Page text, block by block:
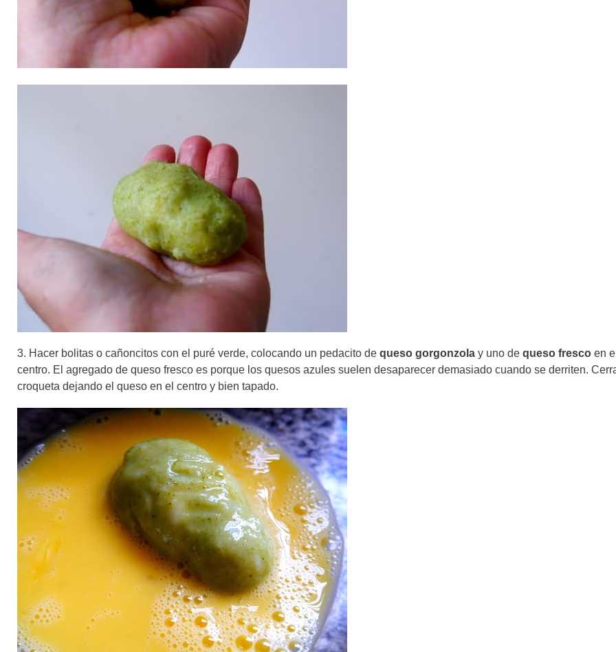
3. Hacer bolitas o cañoncitos con el puré verde, colocando un pedacito de queso gorgonzola y uno de queso fresco en
centro. El agregado de queso fresco es porque los quesos azules suelen desaparecer demasiado cuando se derriten.
croqueta dejando el queso en el centro y bien tapado.